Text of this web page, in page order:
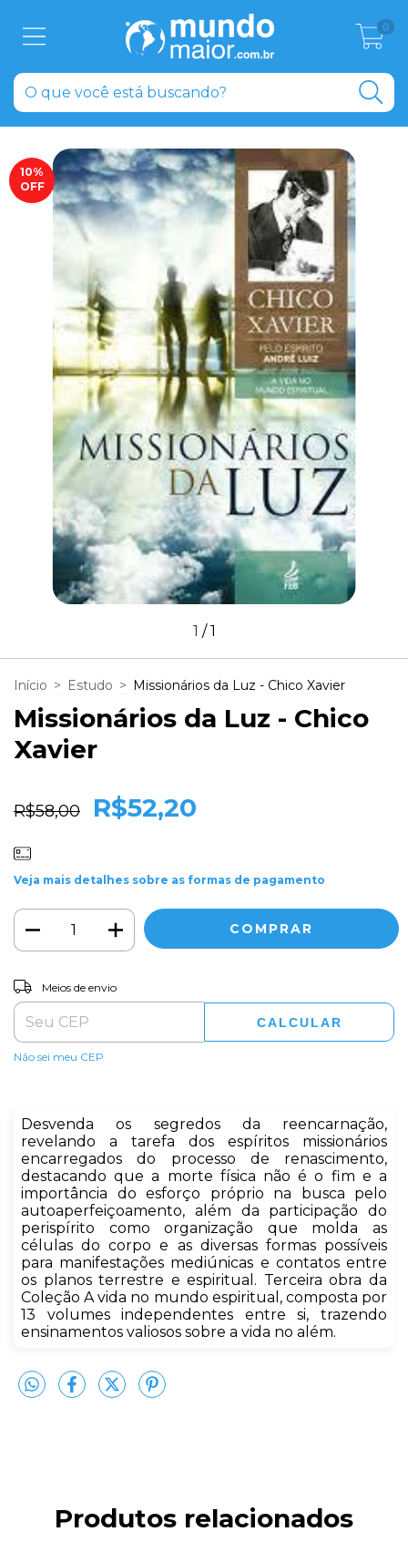
0
10%
OFF
1 /1
Início > Estudo > Missionários da Luz - Chico Xavier
Missionários da Luz - Chico
Xavier
R$58,00 R$52,20
Veja mais detalhes sobre as formas de pagamento
Entregas para o CEP:
Meios de envio
CALCULAR
Não sei meu CEP
Desvenda os segredos da reencarnação,
revelando a tarefa dos espíritos missionários
encarregados do processo de renascimento,
destacando que a morte física não é o fim e a
importância do esforço próprio na busca pelo
autoaperfeiçoamento, além da participação do
perispírito como organização que molda as
células do corpo e as diversas formas possíveis
para manifestações mediúnicas e contatos entre
os planos terrestre e espiritual. Terceira obra da
Coleção A vida no mundo espiritual, composta por
13 volumes independentes entre si, trazendo
ensinamentos valiosos sobre a vida no além.
Produtos relacionados